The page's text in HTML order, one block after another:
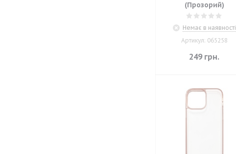
(Прозорий)
Немає в наявності
Артикул: 065258
249грн.